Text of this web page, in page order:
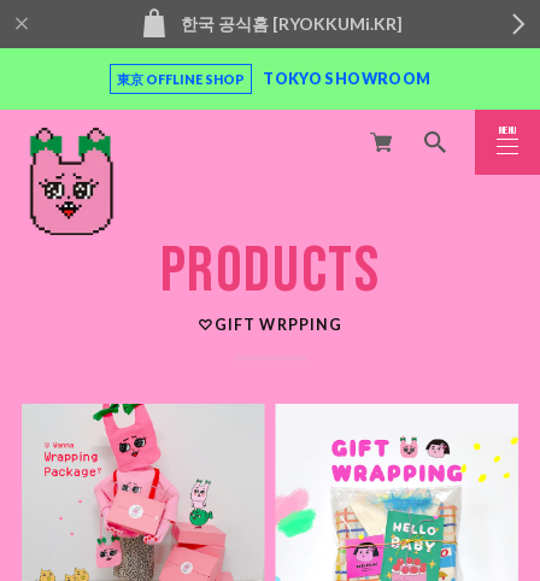
한국 공식홈 [RYOKKUMi.KR]
東京 OFFLINE SHOP TOKYO SHOWROOM
MENU
CLOSE
PRODUCTS
♡GIFT WRPPING